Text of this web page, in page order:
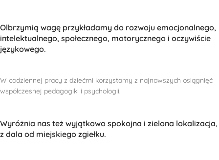
Olbrzymią wagę przykładamy do rozwoju emocjonalnego,
intelektualnego, społecznego, motorycznego i oczywiście
językowego.
W codziennej pracy z dziećmi korzystamy z najnowszych osiągnięć
współczesnej pedagogiki i psychologii.
Wyróżnia nas też wyjątkowo spokojna i zielona lokalizacja,
z dala od miejskiego zgiełku.